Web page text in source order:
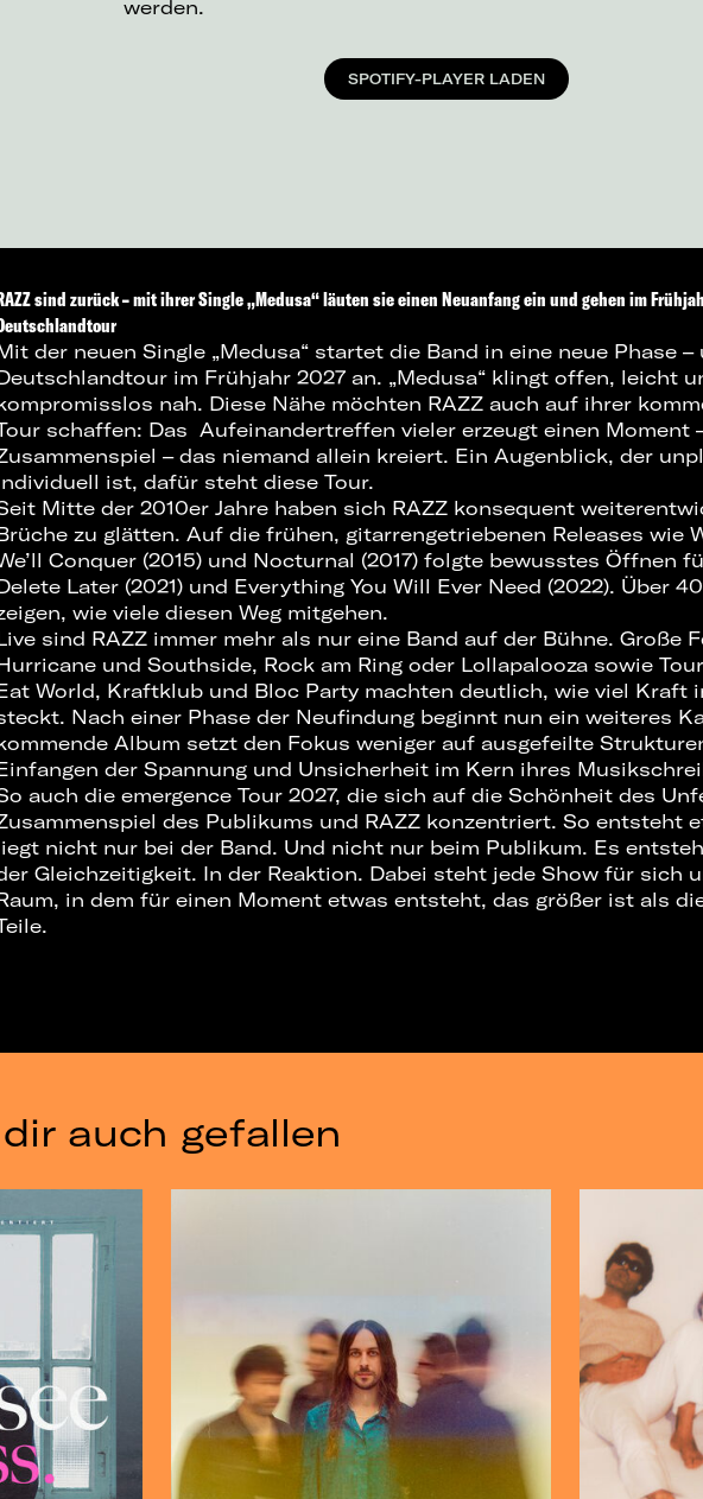
werden.
SPOTIFY-PLAYER LADEN
sind zurück – mit ihrer Single „Medusa“ läuten sie einen Neuanfang ein und gehen im
der neuen Single „Medusa“ startet die Band in eine neue Phase
im Frühjahr 2027 an. „Medusa“ klingt offen, leicht
nah. Diese Nähe möchten RAZZ auch auf ihrer
schaffen: Das Aufeinandertreffen vieler erzeugt einen Moment
– das niemand allein kreiert. Ein Augenblick, der
ist, dafür steht diese Tour.
Mitte der 2010er Jahre haben sich RAZZ konsequent
zu glätten. Auf die frühen, gitarrengetriebenen Releases wie
Conquer (2015) und Nocturnal (2017) folgte bewusstes Öffnen
Later (2021) und Everything You Will Ever Need (2022). Über
wie viele diesen Weg mitgehen.
sind RAZZ immer mehr als nur eine Band auf der Bühne. Große
und Southside, Rock am Ring oder Lollapalooza sowie
World, Kraftklub und Bloc Party machten deutlich, wie viel Kraft
Nach einer Phase der Neufindung beginnt nun ein weiteres
Album setzt den Fokus weniger auf ausgefeilte
der Spannung und Unsicherheit im Kern ihres
auch die emergence Tour 2027, die sich auf die Schönheit des
des Publikums und RAZZ konzentriert. So entsteht
nicht nur bei der Band. Und nicht nur beim Publikum. Es
Gleichzeitigkeit. In der Reaktion. Dabei steht jede Show für sich
in dem für einen Moment etwas entsteht, das größer ist als
auch gefallen